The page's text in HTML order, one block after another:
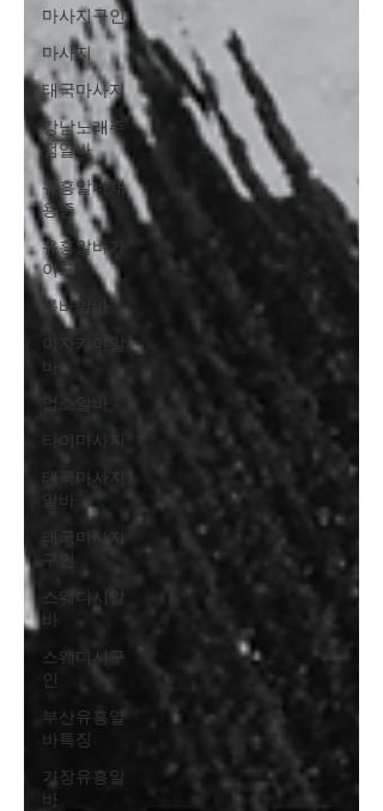
마사지구인
마사지
태국마사지
강남노래주
점알바
유흥알바채
용중
유흥알바가
이드
룸바알바
이자카야알
바
업소알바
타이마사지
태국마사지
알바
태국마사지
구인
스웨디시알
바
스웨디시구
인
부산유흥알
바특징
기장유흥알
바